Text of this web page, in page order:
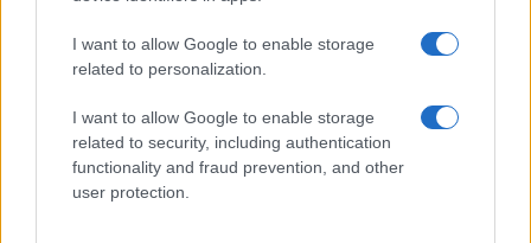
I want to allow Google to enable storage
related to personalization.
I want to allow Google to enable storage
related to security, including authentication
functionality and fraud prevention, and other
user protection.
Γερμανία: Συνελήφθη ύποπτος ο οποίος
κατηγορείται για κατασκοπεία σε βάρος
εταιρίας όπλων